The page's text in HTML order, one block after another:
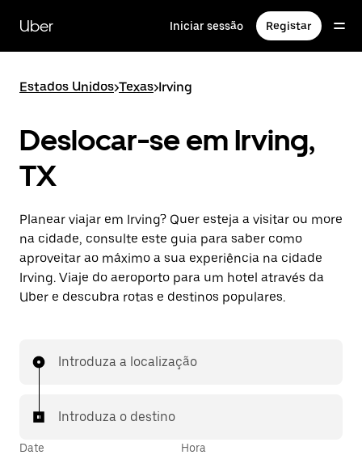
para
conteúdo
Uber Iniciar sessão Registar
Estados Unidos>Texas>Irving
Deslocar-se em Irving,
TX
Planear viajar em Irving? Quer esteja a visitar ou more
na cidade, consulte este guia para saber como
aproveitar ao máximo a sua experiência na cidade
Irving. Viaje do aeroporto para um hotel através da
Uber e descubra rotas e destinos populares.
Introduza a localização
Introduza o destino
Date Hora